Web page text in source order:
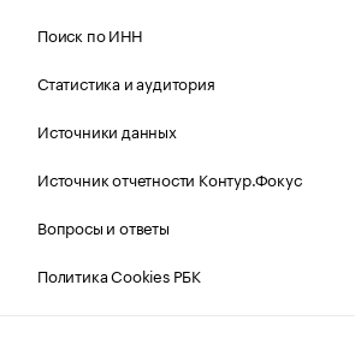
Поиск по ИНН
Статистика и аудитория
Источники данных
Источник отчетности Контур.Фокус
Вопросы и ответы
Политика Cookies РБК